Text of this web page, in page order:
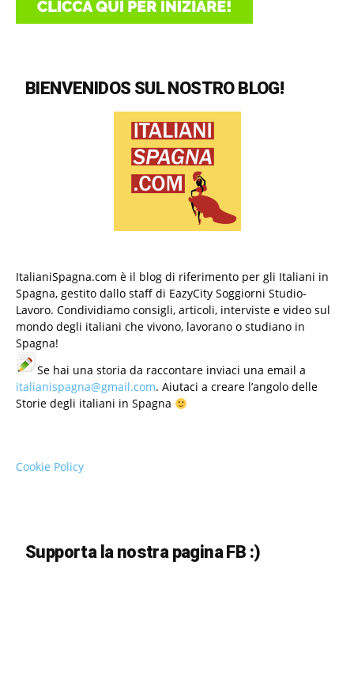
BIENVENIDOS SUL NOSTRO BLOG!
ItalianiSpagna.com è il blog di riferimento per gli Italiani in
Spagna, gestito dallo staff di EazyCity Soggiorni Studio-
Lavoro. Condividiamo consigli, articoli, interviste e video sul
mondo degli italiani che vivono, lavorano o studiano in
Spagna!
Se hai una storia da raccontare inviaci una email a
italianispagna@gmail.com. Aiutaci a creare l’angolo delle
Storie degli italiani in Spagna
Cookie Policy
Supporta la nostra pagina FB :)